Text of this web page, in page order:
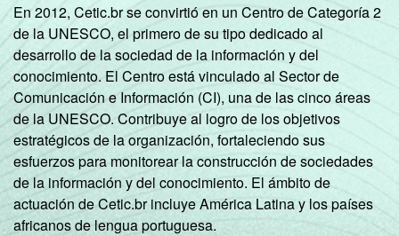
En 2012, Cetic.br se convirtió en un Centro de Categoría 2
de la UNESCO, el primero de su tipo dedicado al
desarrollo de la sociedad de la información y del
conocimiento. El Centro está vinculado al Sector de
Comunicación e Información (CI), una de las cinco áreas
de la UNESCO. Contribuye al logro de los objetivos
estratégicos de la organización, fortaleciendo sus
esfuerzos para monitorear la construcción de sociedades
de la información y del conocimiento. El ámbito de
actuación de Cetic.br incluye América Latina y los países
africanos de lengua portuguesa.